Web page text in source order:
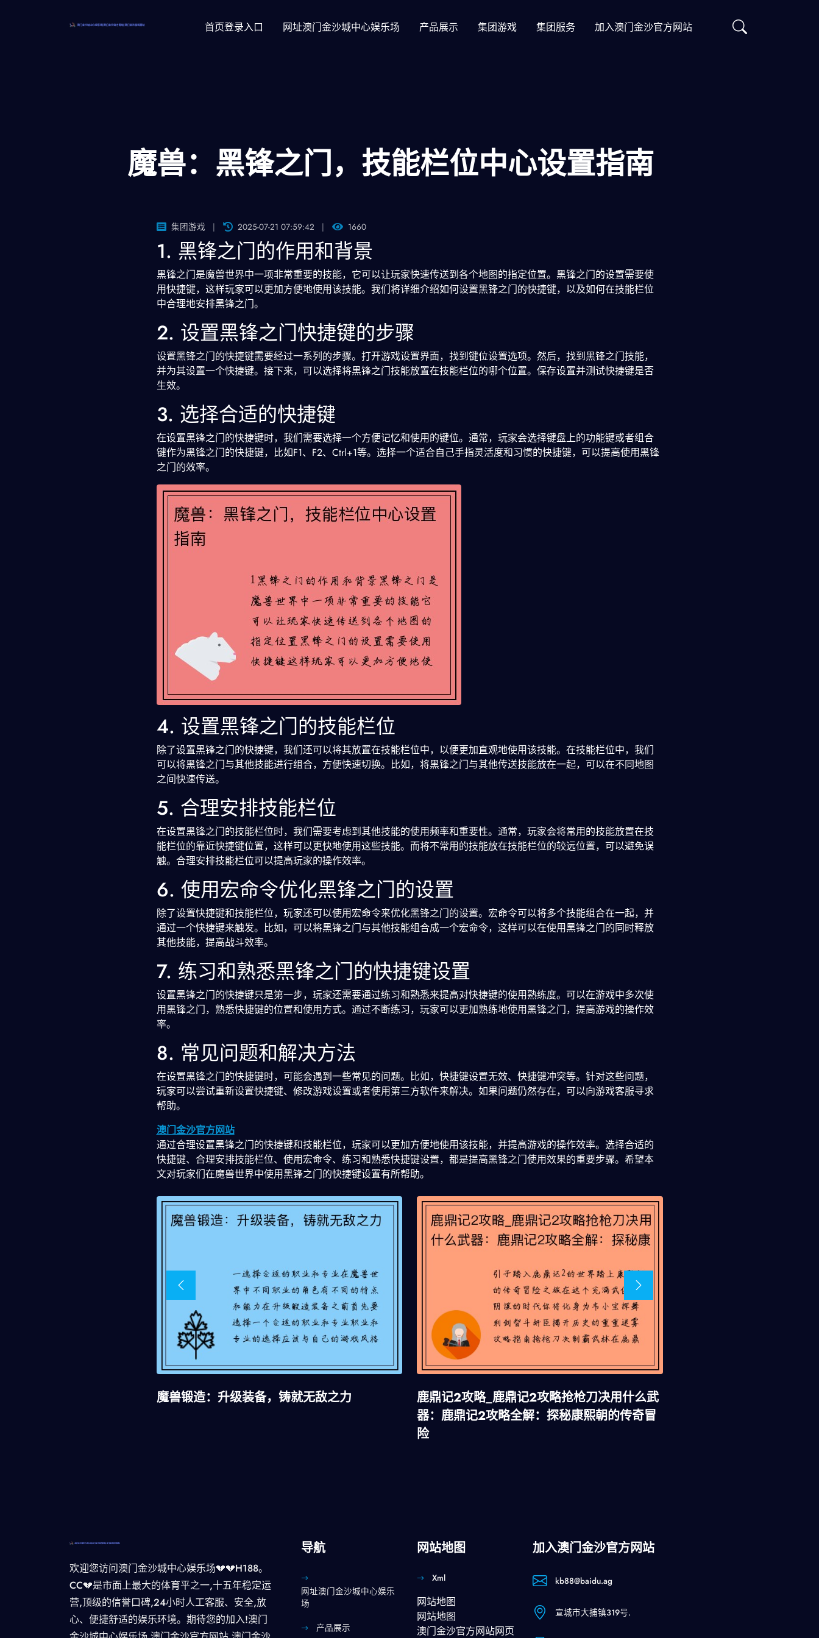
首页登录入口 网址澳门金沙城中心娱乐场 产品展示 集团游戏 集团服务 加入澳门金沙官方网站
魔兽：黑锋之门，技能栏位中心设置指南
集团游戏 2025-07-21 07:59:42 1660
1. 黑锋之门的作用和背景
黑锋之门是魔兽世界中一项非常重要的技能，它可以让玩家快速传送到各个地图的指定位置。黑锋之门的设置需要使
用快捷键，这样玩家可以更加方便地使用该技能。我们将详细介绍如何设置黑锋之门的快捷键，以及如何在技能栏位
中合理地安排黑锋之门。
2. 设置黑锋之门快捷键的步骤
设置黑锋之门的快捷键需要经过一系列的步骤。打开游戏设置界面，找到键位设置选项。然后，找到黑锋之门技能，
并为其设置一个快捷键。接下来，可以选择将黑锋之门技能放置在技能栏位的哪个位置。保存设置并测试快捷键是否
生效。
3. 选择合适的快捷键
在设置黑锋之门的快捷键时，我们需要选择一个方便记忆和使用的键位。通常，玩家会选择键盘上的功能键或者组合
键作为黑锋之门的快捷键，比如F1、F2、Ctrl+1等。选择一个适合自己手指灵活度和习惯的快捷键，可以提高使用黑锋
之门的效率。
4. 设置黑锋之门的技能栏位
除了设置黑锋之门的快捷键，我们还可以将其放置在技能栏位中，以便更加直观地使用该技能。在技能栏位中，我们
可以将黑锋之门与其他技能进行组合，方便快速切换。比如，将黑锋之门与其他传送技能放在一起，可以在不同地图
之间快速传送。
5. 合理安排技能栏位
在设置黑锋之门的技能栏位时，我们需要考虑到其他技能的使用频率和重要性。通常，玩家会将常用的技能放置在技
能栏位的靠近快捷键位置，这样可以更快地使用这些技能。而将不常用的技能放在技能栏位的较远位置，可以避免误
触。合理安排技能栏位可以提高玩家的操作效率。
6. 使用宏命令优化黑锋之门的设置
除了设置快捷键和技能栏位，玩家还可以使用宏命令来优化黑锋之门的设置。宏命令可以将多个技能组合在一起，并
通过一个快捷键来触发。比如，可以将黑锋之门与其他技能组合成一个宏命令，这样可以在使用黑锋之门的同时释放
其他技能，提高战斗效率。
7. 练习和熟悉黑锋之门的快捷键设置
设置黑锋之门的快捷键只是第一步，玩家还需要通过练习和熟悉来提高对快捷键的使用熟练度。可以在游戏中多次使
用黑锋之门，熟悉快捷键的位置和使用方式。通过不断练习，玩家可以更加熟练地使用黑锋之门，提高游戏的操作效
率。
8. 常见问题和解决方法
在设置黑锋之门的快捷键时，可能会遇到一些常见的问题。比如，快捷键设置无效、快捷键冲突等。针对这些问题，
玩家可以尝试重新设置快捷键、修改游戏设置或者使用第三方软件来解决。如果问题仍然存在，可以向游戏客服寻求
帮助。
澳门金沙官方网站
通过合理设置黑锋之门的快捷键和技能栏位，玩家可以更加方便地使用该技能，并提高游戏的操作效率。选择合适的
快捷键、合理安排技能栏位、使用宏命令、练习和熟悉快捷键设置，都是提高黑锋之门使用效果的重要步骤。希望本
文对玩家们在魔兽世界中使用黑锋之门的快捷键设置有所帮助。
魔兽锻造：升级装备，铸就无敌之力
鹿鼎记2攻略_鹿鼎记2攻略抢枪刀决用什么武
器：鹿鼎记2攻略全解：探秘康熙朝的传奇冒
险
欢迎您访问澳门金沙城中心娱乐场💔💔H188。
CC💔是市面上最大的体育平之一,十五年稳定运
营,顶级的信誉口碑,24小时人工客服、安全,放
心、便捷舒适的娱乐环境。期待您的加入!澳门
导航
网址澳门金沙城中心娱乐
场
产品展示
网站地图
Xml
网站地图
网站地图
澳门金沙官方网站网页
加入澳门金沙官方网站
kb88@baidu.ag
宣城市大捕镇319号.